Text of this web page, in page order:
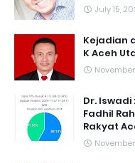
July 15,
Kejadian
K Aceh
November
Dr.
Fadhil
Rakyat